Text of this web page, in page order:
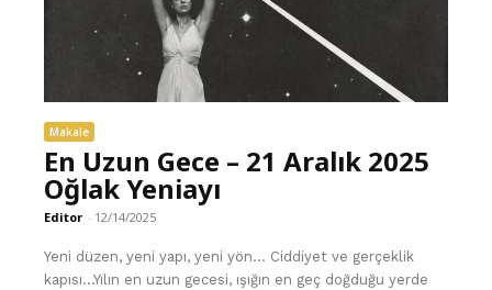
Makale
En Uzun Gece – 21 Aralık 2025
Oğlak Yeniayı
Editor - 12/14/2025
Yeni düzen, yeni yapı, yeni yön… Ciddiyet ve gerçeklik
kapısı…Yılın en uzun gecesi, ışığın en geç doğduğu yerde